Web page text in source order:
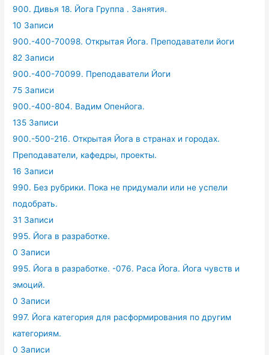
900. Дивья 18. Йога Группа . Занятия.
10 Записи
900.-400-70098. Открытая Йога. Преподаватели йоги
82 Записи
900.-400-70099. Преподаватели Йоги
75 Записи
900.-400-804. Вадим Опенйога.
135 Записи
900.-500-216. Открытая Йога в странах и городах.
Преподаватели, кафедры, проекты.
16 Записи
990. Без рубрики. Пока не придумали или не успели
подобрать.
31 Записи
995. Йога в разработке.
0 Записи
995. Йога в разработке. -076. Раса Йога. Йога чувств и
эмоций.
0 Записи
997. Йога категория для расформирования по другим
категориям.
0 Записи